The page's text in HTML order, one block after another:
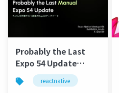
Probably the Last
Expo 54 Update
(React Native
Meetup #24)
reactnative